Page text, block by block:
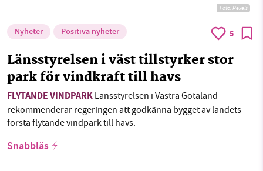
Foto: Pexels
Nyheter Positiva nyheter 5
Länsstyrelsen i väst tillstyrker stor
park för vindkraft till havs
FLYTANDE VINDPARK Länsstyrelsen i Västra Götaland
rekommenderar regeringen att godkänna bygget av landets
första flytande vindpark till havs.
Snabbläs